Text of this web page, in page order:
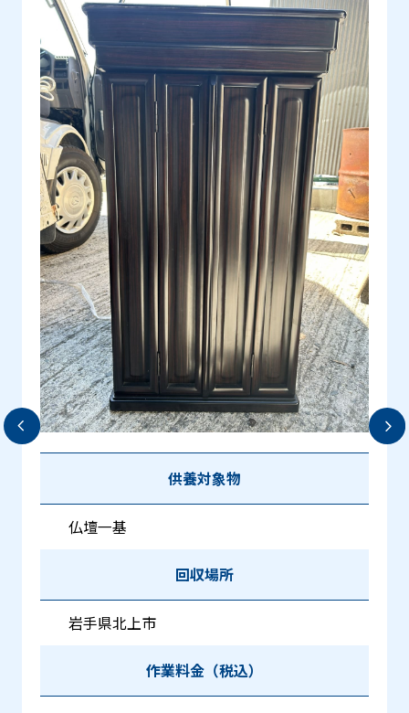
供養対象物
仏壇一基
回収場所
岩手県北上市
作業料金（税込）